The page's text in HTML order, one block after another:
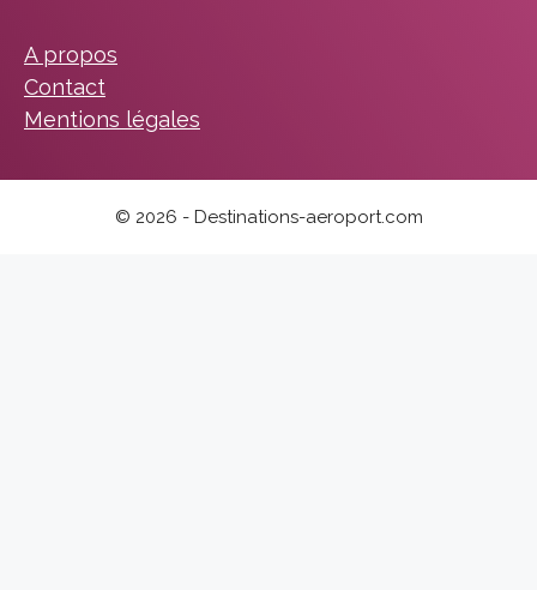
A propos
Contact
Mentions légales
© 2026 - Destinations-aeroport.com